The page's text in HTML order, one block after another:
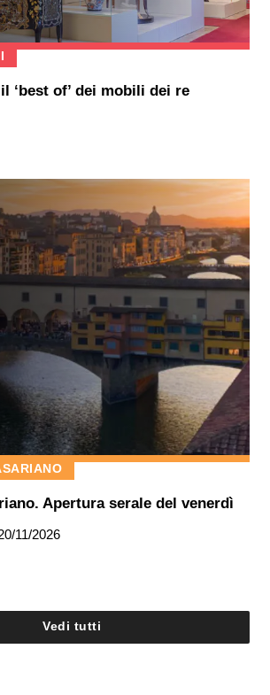
‘best of’ dei mobili dei re
Apertura serale del venerdì
11/2026
Vedi tutti